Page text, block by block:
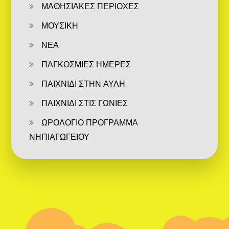
ΜΑΘΗΣΙΑΚΕΣ ΠΕΡΙΟΧΕΣ
ΜΟΥΣΙΚΗ
ΝΕΑ
ΠΑΓΚΟΣΜΙΕΣ ΗΜΕΡΕΣ
ΠΑΙΧΝΙΔΙ ΣΤΗΝ ΑΥΛΗ
ΠΑΙΧΝΙΔΙ ΣΤΙΣ ΓΩΝΙΕΣ
ΩΡΟΛΟΓΙΟ ΠΡΟΓΡΑΜΜΑ
ΝΗΠΙΑΓΩΓΕΙΟΥ